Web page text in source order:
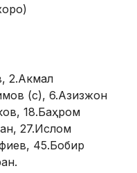
2.Акмал
(с), 6.Азизжон
18.Баҳром
27.Ислом
45.Бобир